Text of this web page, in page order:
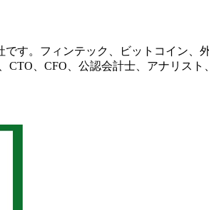
す。フィンテック、ビットコイン
、CFO、公認会計士、アナリス